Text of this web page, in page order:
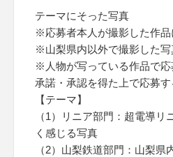
テーマにそった写真
※応募者本人が撮影した作品
※山梨県内以外で撮影した写
※人物が写っている作品で
承諾・承認を得た上で応募す
【テーマ】
（1）リニア部門：超電導リ
く感じる写真
（2）山梨鉄道部門：山梨県